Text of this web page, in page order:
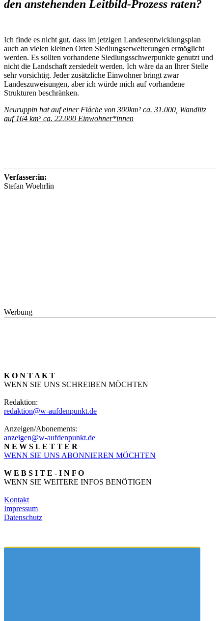
den anstehenden Leitbild-Prozess raten?
Ich finde es nicht gut, dass im jetzigen Landesentwicklungsplan
auch an vielen kleinen Orten Siedlungserweiterungen ermöglicht
werden. Es sollten vorhandene Siedlungsschwerpunkte genutzt und
nicht die Landschaft zersiedelt werden. Ich wäre da an Ihrer Stelle
sehr vorsichtig. Jeder zusätzliche Einwohner bringt zwar
Landeszuweisungen, aber ich würde mich auf vorhandene
Strukturen beschränken.
Neuruppin hat auf einer Fläche von 300km² ca. 31.000, Wandlitz
auf 164 km² ca. 22.000 Einwohner*innen
Verfasser:in:
Stefan Woehrlin
Werbung
K O N T A K T
WENN SIE UNS SCHREIBEN MÖCHTEN
Redaktion:
redaktion@w-aufdenpunkt.de
Anzeigen/Abonements:
anzeigen@w-aufdenpunkt.de
N E W S L E T T E R
WENN SIE UNS ABONNIEREN MÖCHTEN
W E B S I T E - I N F O
WENN SIE WEITERE INFOS BENÖTIGEN
Kontakt
Impressum
Datenschutz